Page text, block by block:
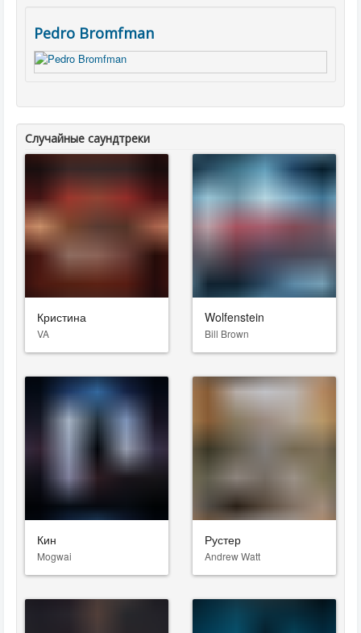
Pedro Bromfman
Случайные саундтреки
Кристина
VA
Wolfenstein
Bill Brown
Кин
Mogwai
Рустер
Andrew Watt